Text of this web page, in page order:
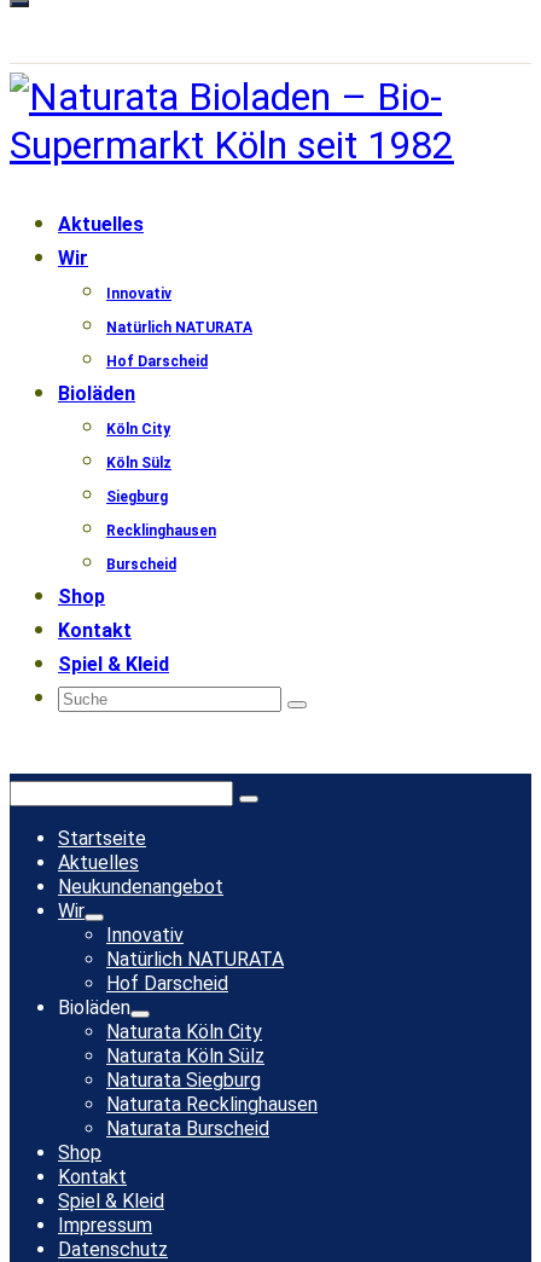
Aktuelles
Wir
Innovativ
Natürlich NATURATA
Hof Darscheid
Bioläden
Köln City
Köln Sülz
Siegburg
Recklinghausen
Burscheid
Shop
Kontakt
Spiel & Kleid
Suche
Suche
nach:
Startseite
Aktuelles
Neukundenangebot
Wir
Innovativ
Natürlich NATURATA
Hof Darscheid
Bioläden
Naturata Köln City
Naturata Köln Sülz
Naturata Siegburg
Naturata Recklinghausen
Naturata Burscheid
Shop
Kontakt
Spiel & Kleid
Impressum
Datenschutz